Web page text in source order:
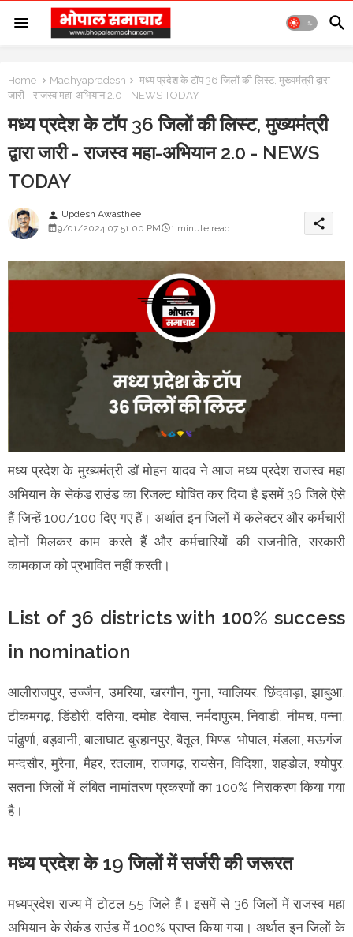
Home Madhyapradesh
मध्य प्रदेश के टॉप 36 जिलों की लिस्ट, मुख्यमंत्री द्वारा
जारी - राजस्व महा-अभियान 2.0 - NEWS TODAY
मध्य प्रदेश के टॉप 36 जिलों की लिस्ट, मुख्यमंत्री
द्वारा जारी - राजस्व महा-अभियान 2.0 - NEWS
TODAY
person Updesh Awasthee
9/01/2024 07:51:00 PM
1 minute read share
मध्य प्रदेश के मुख्यमंत्री डॉ मोहन यादव ने आज मध्य प्रदेश राजस्व महा
अभियान के सेकंड राउंड का रिजल्ट घोषित कर दिया है इसमें 36 जिले ऐसे
हैं जिन्हें 100/100 दिए गए हैं। अर्थात इन जिलों में कलेक्टर और कर्मचारी
दोनों मिलकर काम करते हैं और कर्मचारियों की राजनीति, सरकारी
कामकाज को प्रभावित नहीं करती।
List of 36 districts with 100% success
in nomination
आलीराजपुर, उज्जैन, उमरिया, खरगौन, गुना, ग्वालियर, छिंदवाड़ा, झाबुआ,
टीकमगढ़, डिंडोरी, दतिया, दमोह, देवास, नर्मदापुरम, निवाडी, नीमच, पन्ना,
पांढुर्णा, बड़वानी, बालाघाट बुरहानपुर, बैतूल, भिण्ड, भोपाल, मंडला, मऊगंज,
मन्दसौर, मुरैना, मैहर, रतलाम, राजगढ़, रायसेन, विदिशा, शहडोल, श्योपुर,
सतना जिलों में लंबित नामांतरण प्रकरणों का 100% निराकरण किया गया
है।
मध्य प्रदेश के 19 जिलों में सर्जरी की जरूरत
मध्यप्रदेश राज्य में टोटल 55 जिले हैं। इसमें से 36 जिलों में राजस्व महा
अभियान के सेकंड राउंड में 100% प्राप्त किया गया। अर्थात इन जिलों के